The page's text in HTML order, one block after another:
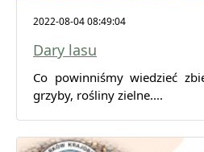
2022-08-04 08:49:04
Dary lasu
Co powinniśmy wiedzieć
grzyby, rośliny zielne....